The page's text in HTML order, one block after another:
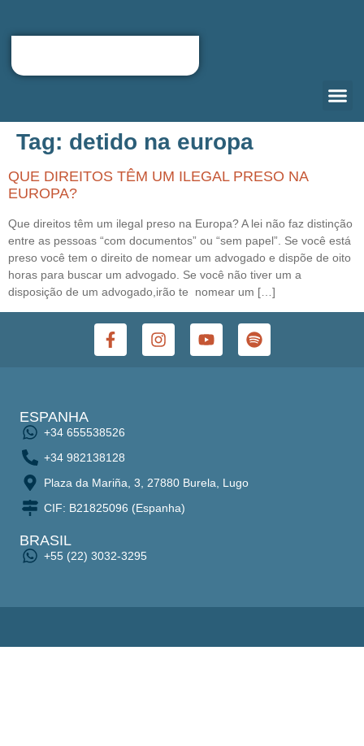
Tag: detido na europa
QUE DIREITOS TÊM UM ILEGAL PRESO NA
EUROPA?
Que direitos têm um ilegal preso na Europa? A lei não faz distinção
entre as pessoas “com documentos” ou “sem papel”. Se você está
preso você tem o direito de nomear um advogado e dispõe de oito
horas para buscar um advogado. Se você não tiver um a
disposição de um advogado,irão te nomear um […]
ESPANHA
+34 655538526
+34 982138128
Plaza da Mariña, 3, 27880 Burela, Lugo
CIF: B21825096 (Espanha)
BRASIL
+55 (22) 3032-3295